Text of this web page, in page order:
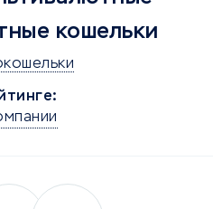
кошельки